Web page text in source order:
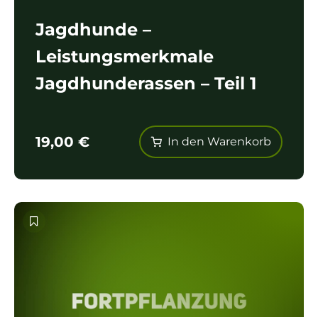
Jagdhunde –
Leistungsmerkmale
Jagdhunderassen – Teil 1
19,00 € In den Warenkorb